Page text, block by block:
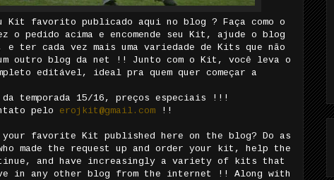
Kit favorito publicado aqui no blog ? Faça como o
o pedido acima e encomende seu Kit, ajude o blog
ter cada vez mais uma variedade de Kits que não
outro blog da net !! Junto com o Kit, você leva o
editável, ideal pra quem quer começar a
temporada 15/16, preços especiais !!!
pelo erojkit@gmail.com !!
your favorite Kit published here on the blog? Do as
made the request up and order your kit, help the
and have increasingly a variety of kits that
in any other blog from the internet !! Along with